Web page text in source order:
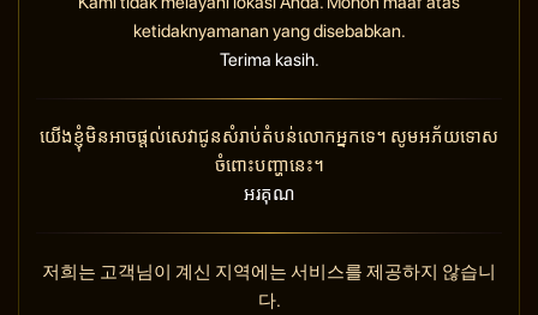
ketidaknyamanan yang disebabkan.
Terima kasih.
យើងខ្ញុំមិនអាចផ្តល់សេវាជូនសំរាប់តំបន់លោកអ្នកទេ។ សូមអភ័យទោស
ចំពោះបញ្ហានេះ។
អរគុណ
저희는 고객님이 계신 지역에는 서비스를 제공하지 않습니
다.